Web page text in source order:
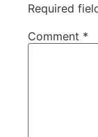
Required
Comment *